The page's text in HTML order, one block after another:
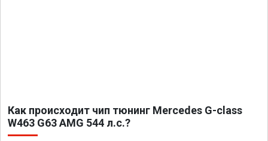
Как происходит чип тюнинг Mercedes G-class
W463 G63 AMG 544 л.с.?